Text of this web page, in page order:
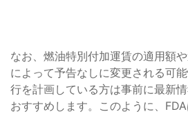
なお、燃油特別付加運賃の適用額
によって予告なしに変更される可
行を計画している方は事前に最新
おすすめします。このように、